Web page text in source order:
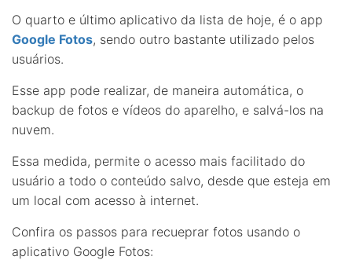
O quarto e último aplicativo da lista de hoje, é o app
Google Fotos, sendo outro bastante utilizado pelos
usuários.
Esse app pode realizar, de maneira automática, o
backup de fotos e vídeos do aparelho, e salvá-los na
nuvem.
Essa medida, permite o acesso mais facilitado do
usuário a todo o conteúdo salvo, desde que esteja em
um local com acesso à internet.
Confira os passos para recueprar fotos usando o
aplicativo Google Fotos: